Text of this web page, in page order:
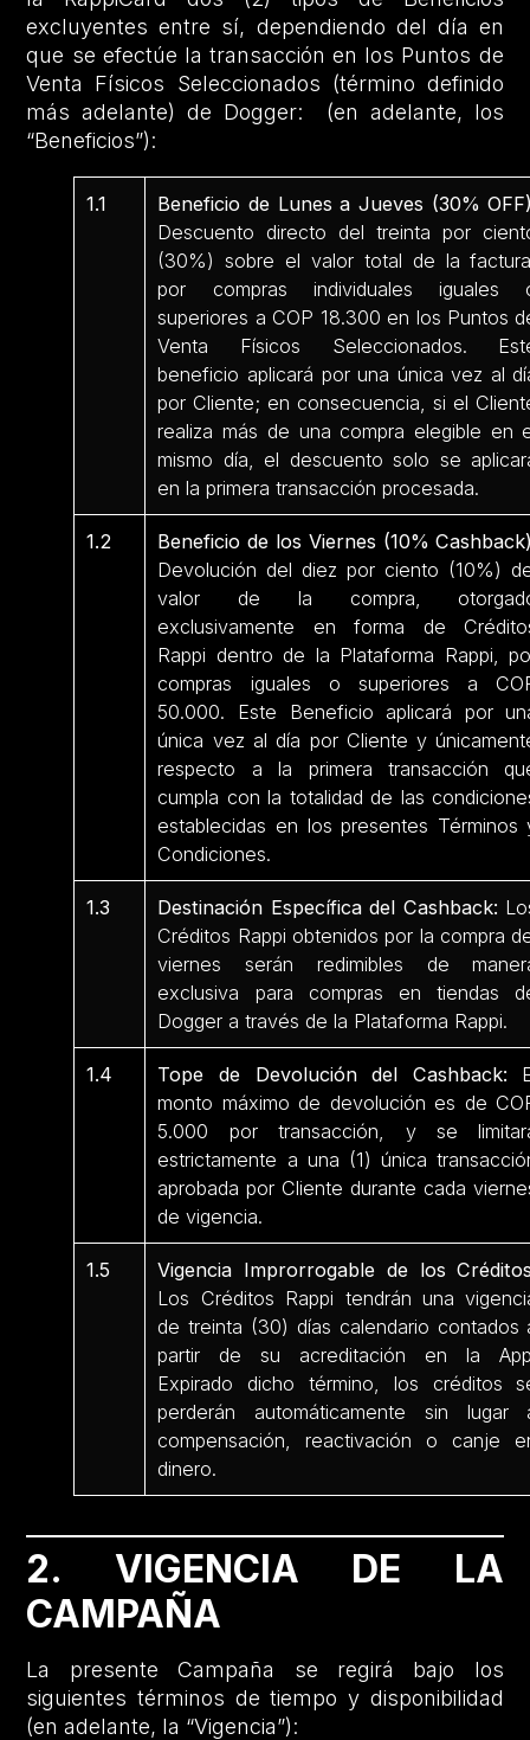
excluyentes entre sí, dependiendo del día en
que se efectúe la transacción en los Puntos de
Venta Físicos Seleccionados (término definido
más adelante) de Dogger: (en adelante, los
“Beneficios”):
1.1
Beneficio de Lunes a Jueves (30%
Descuento directo del treinta por
(30%) sobre el valor total de la
por compras individuales iguales
superiores a COP 18.300 en los Puntos
Venta Físicos Seleccionados.
beneficio aplicará por una única vez al
por Cliente; en consecuencia, si el
realiza más de una compra elegible en
mismo día, el descuento solo se
en la primera transacción procesada.
1.2
Beneficio de los Viernes (10%
Devolución del diez por ciento (10%)
valor de la compra,
exclusivamente en forma de
Rappi dentro de la Plataforma Rappi,
compras iguales o superiores a
50.000. Este Beneficio aplicará por
única vez al día por Cliente y
respecto a la primera transacción
cumpla con la totalidad de las
establecidas en los presentes Términos
Condiciones.
1.3 Destinación Específica del Cashback:
Créditos Rappi obtenidos por la compra
viernes serán redimibles de
exclusiva para compras en tiendas
Dogger a través de la Plataforma Rappi.
1.4 Tope de Devolución del Cashback:
monto máximo de devolución es de
5.000 por transacción, y se
estrictamente a una (1) única
aprobada por Cliente durante cada
de vigencia.
1.5
Vigencia Improrrogable de los
Los Créditos Rappi tendrán una
de treinta (30) días calendario contados
partir de su acreditación en la
Expirado dicho término, los créditos
perderán automáticamente sin lugar
compensación, reactivación o canje
dinero.
2. VIGENCIA DE LA
CAMPAÑA
La presente Campaña se regirá bajo los
siguientes términos de tiempo y disponibilidad
(en adelante, la “Vigencia”):